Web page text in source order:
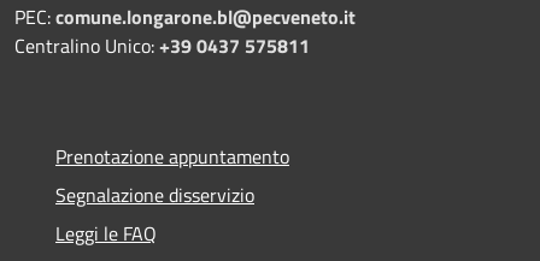
PEC:comune.longarone.bl@pecveneto.it
Centralino Unico:+39 0437 575811
Prenotazione appuntamento
Segnalazione disservizio
Leggi le FAQ